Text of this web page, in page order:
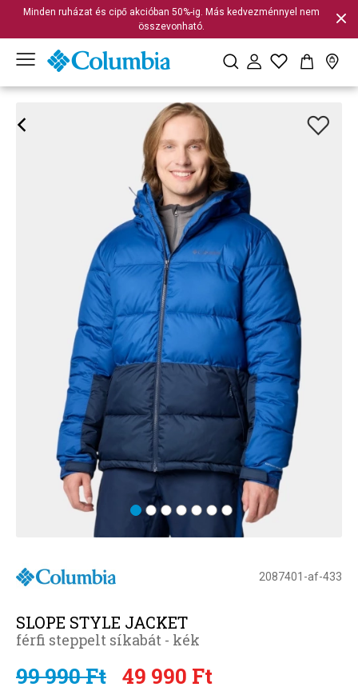
Minden ruházat és cipő akcióban 50%-ig. Más kedvezménnyel nem
összevonható.
2087401-af-433
SLOPE STYLE JACKET
férfi steppelt síkabát - kék
99 990 Ft 49 990 Ft